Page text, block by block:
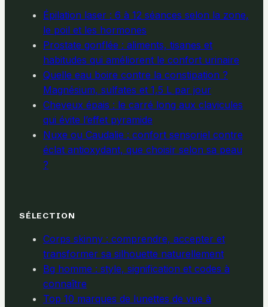
Épilation laser : 6 à 12 séances selon la zone,
le poil et les hormones
Prostate gonflée : aliments, tisanes et
habitudes qui améliorent le confort urinaire
Quelle eau boire contre la constipation ?
Magnésium, sulfates et 1,5 L par jour
Cheveux épais : le carré long aux clavicules
qui évite l’effet pyramide
Nuxe ou Caudalie : confort sensoriel contre
éclat antioxydant, que choisir selon sa peau
?
SÉLECTION
Corps skinny : comprendre, accepter et
transformer sa silhouette naturellement
Bg homme : style, signification et codes à
connaître
Top 10 marques de lunettes de vue à